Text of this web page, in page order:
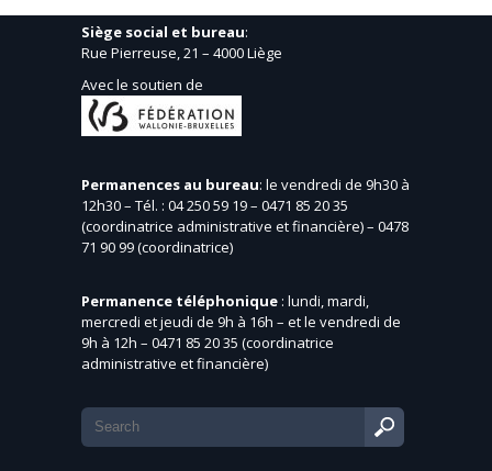
Siège social et bureau:
Rue Pierreuse, 21 – 4000 Liège
Avec le soutien de
Permanences au bureau: le vendredi de 9h30 à
12h30 – Tél. : 04 250 59 19 – 0471 85 20 35
(coordinatrice administrative et financière) – 0478
71 90 99 (coordinatrice)
Permanence téléphonique : lundi, mardi,
mercredi et jeudi de 9h à 16h – et le vendredi de
9h à 12h – 0471 85 20 35 (coordinatrice
administrative et financière)